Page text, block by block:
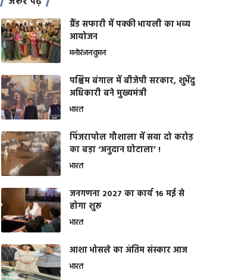
ग्रैंड सफारी में पक्की भायली का भव्य
आयोजन
मनोरंजनवुमन
पश्चिम बंगाल में बीजेपी सरकार, शुभेंदु
अधिकारी बने मुख्यमंत्री
भारत
​पिंजरापोल गौशाला में सवा दो करोड़
का बड़ा ‘अनुदान घोटाला’ !
भारत
जनगणना 2027 का कार्य 16 मई से
होगा शुरू
भारत
आशा भोसले का अंतिम संस्कार आज
भारत